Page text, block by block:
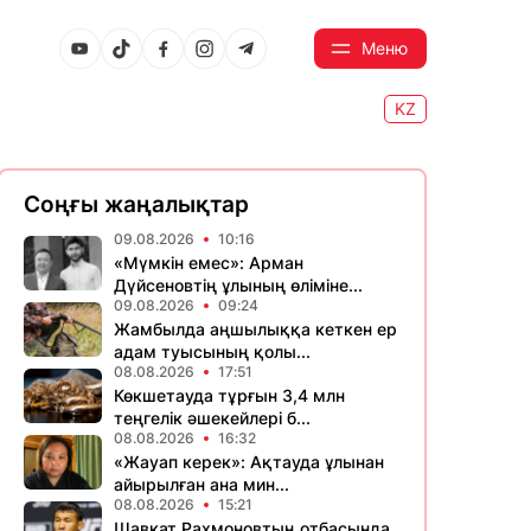
Меню
KZ
Соңғы жаңалықтар
09.08.2026 10:16
«Мүмкін емес»: Арман
Дүйсеновтің ұлының өліміне...
09.08.2026 09:24
Жамбылда аңшылыққа кеткен ер
адам туысының қолы...
08.08.2026 17:51
Көкшетауда тұрғын 3,4 млн
теңгелік әшекейлері б...
08.08.2026 16:32
«Жауап керек»: Ақтауда ұлынан
айырылған ана мин...
08.08.2026 15:21